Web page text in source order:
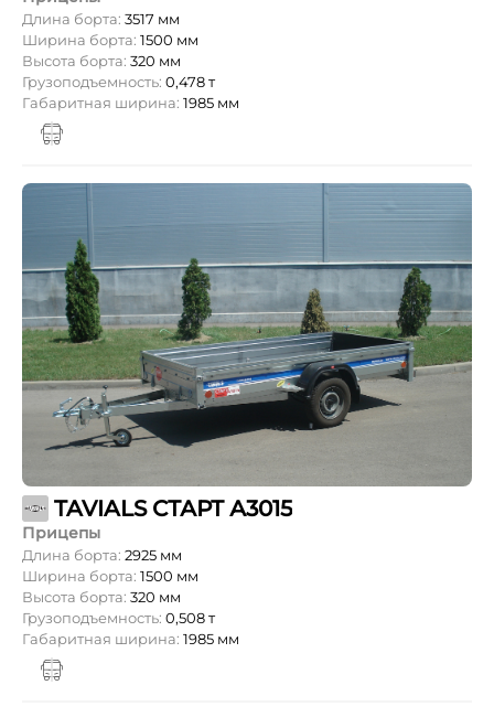
Длина борта: 3517 мм
Ширина борта: 1500 мм
Высота борта: 320 мм
Грузоподъемность: 0,478 т
Габаритная ширина: 1985 мм
TAVIALS СТАРТ А3015
Прицепы
Длина борта: 2925 мм
Ширина борта: 1500 мм
Высота борта: 320 мм
Грузоподъемность: 0,508 т
Габаритная ширина: 1985 мм